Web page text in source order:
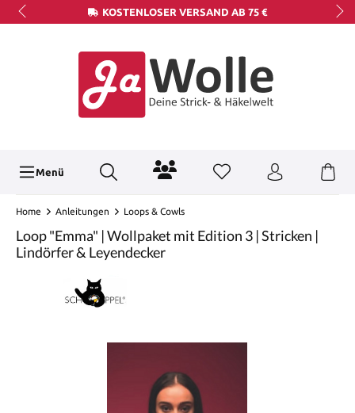
KOSTENLOSER VERSAND AB 75 €
Menü
Home Anleitungen Loops & Cowls
Loop "Emma" | Wollpaket mit Edition 3 | Stricken |
Lindörfer & Leyendecker